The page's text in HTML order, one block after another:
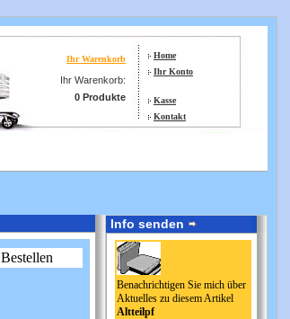
Ihr Warenkorb
Ihr Warenkorb:
0 Produkte
Home
Ihr Konto
Kasse
Kontakt
Bestellen
Info senden
Benachrichtigen Sie mich über
Aktuelles zu diesem Artikel
Altteilpf